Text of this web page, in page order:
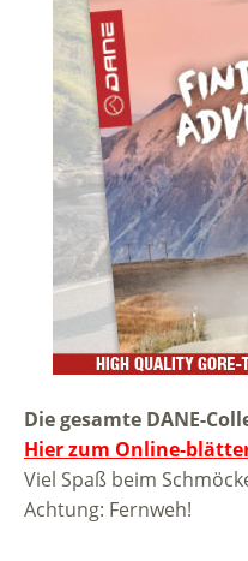
Die gesamte DANE-
Hier zum Online-
Viel Spaß beim
Achtung: Fernweh!